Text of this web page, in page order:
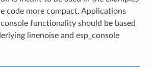
code more compact. Applications
functionality should be based
linenoise and esp_console